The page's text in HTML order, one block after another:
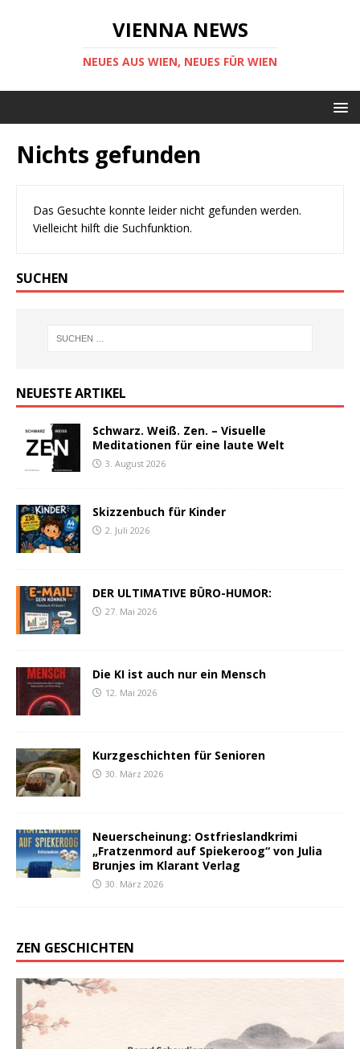
VIENNA NEWS
NEUES AUS WIEN, NEUES FÜR WIEN
Nichts gefunden
Das Gesuchte konnte leider nicht gefunden werden.
Vielleicht hilft die Suchfunktion.
SUCHEN
NEUESTE ARTIKEL
Schwarz. Weiß. Zen. – Visuelle
Meditationen für eine laute Welt
3. August 2026
Skizzenbuch für Kinder
2. Juli 2026
DER ULTIMATIVE BÜRO-HUMOR:
27. Mai 2026
Die KI ist auch nur ein Mensch
12. Mai 2026
Kurzgeschichten für Senioren
30. März 2026
Neuerscheinung: Ostfrieslandkrimi
„Fratzenmord auf Spiekeroog“ von Julia
Brunjes im Klarant Verlag
30. März 2026
ZEN GESCHICHTEN